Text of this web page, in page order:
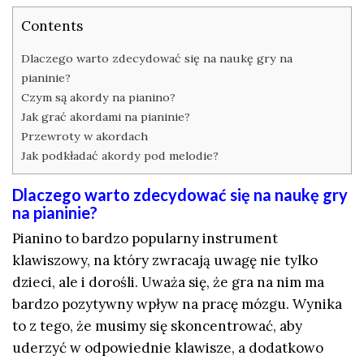
Contents
Dlaczego warto zdecydować się na naukę gry na
pianinie?
Czym są akordy na pianino?
Jak grać akordami na pianinie?
Przewroty w akordach
Jak podkładać akordy pod melodie?
Dlaczego warto zdecydować się na naukę gry
na pianinie?
Pianino to bardzo popularny instrument
klawiszowy, na który zwracają uwagę nie tylko
dzieci, ale i dorośli. Uważa się, że gra na nim ma
bardzo pozytywny wpływ na pracę mózgu. Wynika
to z tego, że musimy się skoncentrować, aby
uderzyć w odpowiednie klawisze, a dodatkowo